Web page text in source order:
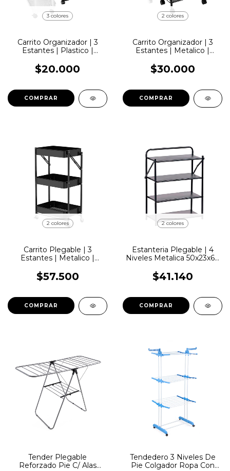
3 colores
Carrito Organizador | 3
Estantes | Plastico |
$20.000
COMPRAR
2 colores
Carrito Organizador | 3
Estantes | Metalico |
$30.000
COMPRAR
2 colores
Carrito Plegable | 3
Estantes | Metalico |
$57.500
COMPRAR
2 colores
Estanteria Plegable | 4
Niveles Metalica 50x23x67
$41.140
COMPRAR
Tender Plegable
Reforzado Pie C/ Alas
Tendedero 3 Niveles De
Pie Colgador Ropa Con